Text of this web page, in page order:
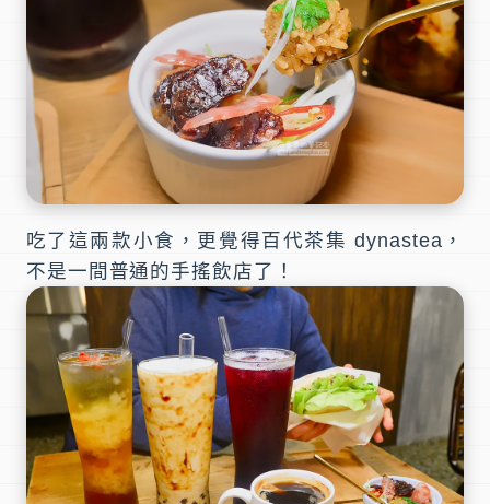
吃了這兩款小食，更覺得百代茶集 dynastea，
不是一間普通的手搖飲店了！